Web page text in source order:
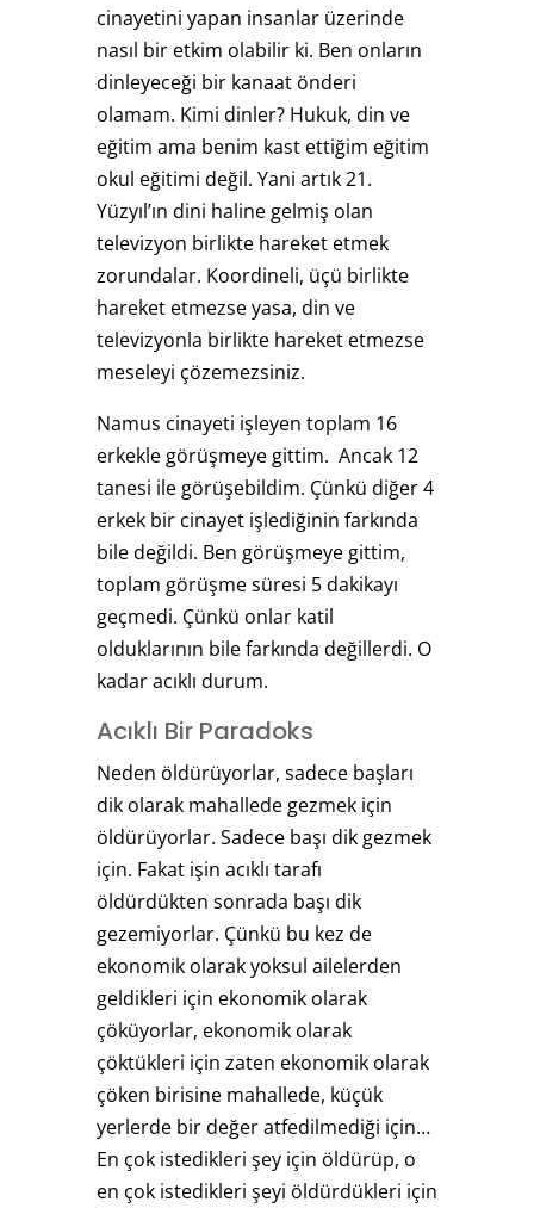
cinayetini yapan insanlar üzerinde
nasıl bir etkim olabilir ki. Ben onların
dinleyeceği bir kanaat önderi
olamam. Kimi dinler? Hukuk, din ve
eğitim ama benim kast ettiğim eğitim
okul eğitimi değil. Yani artık 21.
Yüzyıl’ın dini haline gelmiş olan
televizyon birlikte hareket etmek
zorundalar. Koordineli, üçü birlikte
hareket etmezse yasa, din ve
televizyonla birlikte hareket etmezse
meseleyi çözemezsiniz.
Namus cinayeti işleyen toplam 16
erkekle görüşmeye gittim. Ancak 12
tanesi ile görüşebildim. Çünkü diğer 4
erkek bir cinayet işlediğinin farkında
bile değildi. Ben görüşmeye gittim,
toplam görüşme süresi 5 dakikayı
geçmedi. Çünkü onlar katil
olduklarının bile farkında değillerdi. O
kadar acıklı durum.
Acıklı Bir Paradoks
Neden öldürüyorlar, sadece başları
dik olarak mahallede gezmek için
öldürüyorlar. Sadece başı dik gezmek
için. Fakat işin acıklı tarafı
öldürdükten sonrada başı dik
gezemiyorlar. Çünkü bu kez de
ekonomik olarak yoksul ailelerden
geldikleri için ekonomik olarak
çöküyorlar, ekonomik olarak
çöktükleri için zaten ekonomik olarak
çöken birisine mahallede, küçük
yerlerde bir değer atfedilmediği için…
En çok istedikleri şey için öldürüp, o
en çok istedikleri şeyi öldürdükleri için